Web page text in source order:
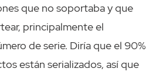
que no soportaba y que
principalmente el
de serie. Diría que el 90%
están serializados, así que